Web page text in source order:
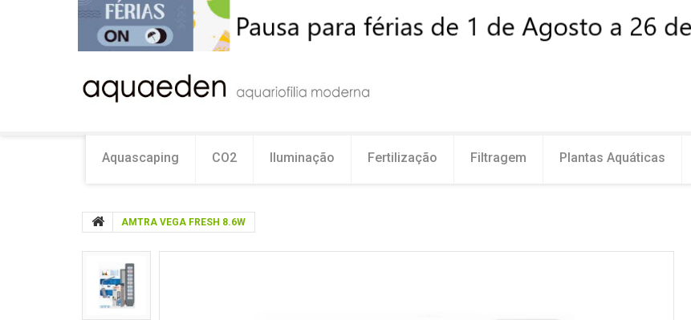
Aquascaping CO2 Iluminação Fertilização Filtragem Plantas Aquáticas
AMTRA VEGA FRESH 8.6W